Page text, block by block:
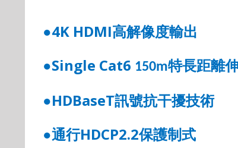
●4K HDMI高解像度輸出
●Single Cat6 150m特長距離
●HDBaseT訊號抗干擾技術
●通行HDCP2.2保護制式